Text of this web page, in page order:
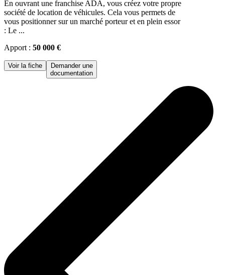
En ouvrant une franchise ADA, vous créez votre propre
société de location de véhicules. Cela vous permets de
vous positionner sur un marché porteur et en plein essor
: Le ...
Apport : 50 000 €
Voir la fiche
Demander une
documentation